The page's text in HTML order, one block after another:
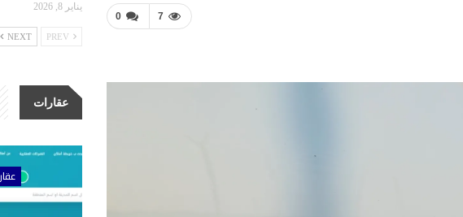
0 7
يناير 8, 2026
NEXT
عقارات